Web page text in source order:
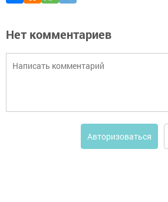
Нет комментариев
Авторизоваться